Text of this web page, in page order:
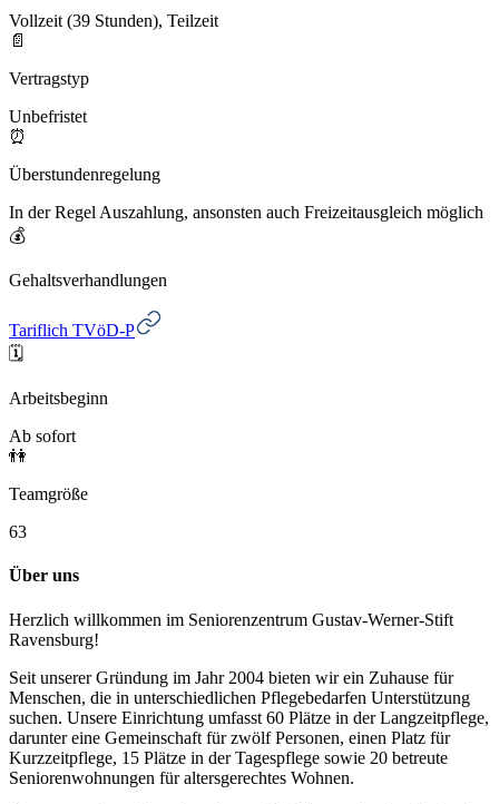
Vollzeit (39 Stunden), Teilzeit
📄
Vertragstyp
Unbefristet
⏰
Überstundenregelung
In der Regel Auszahlung, ansonsten auch Freizeitausgleich möglich
💰
Gehaltsverhandlungen
Tariflich TVöD-P
🗓️
Arbeitsbeginn
Ab sofort
👫
Teamgröße
63
Über uns
Herzlich willkommen im Seniorenzentrum Gustav-Werner-Stift
Ravensburg!
Seit unserer Gründung im Jahr 2004 bieten wir ein Zuhause für
Menschen, die in unterschiedlichen Pflegebedarfen Unterstützung
suchen. Unsere Einrichtung umfasst 60 Plätze in der Langzeitpflege,
darunter eine Gemeinschaft für zwölf Personen, einen Platz für
Kurzzeitpflege, 15 Plätze in der Tagespflege sowie 20 betreute
Seniorenwohnungen für altersgerechtes Wohnen.